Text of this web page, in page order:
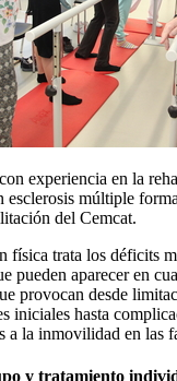
experiencia en la
esclerosis múltiple
del Cemcat.
física trata los déficits
pueden aparecer en
provocan desde
iniciales hasta
a la inmovilidad en las
y tratamiento